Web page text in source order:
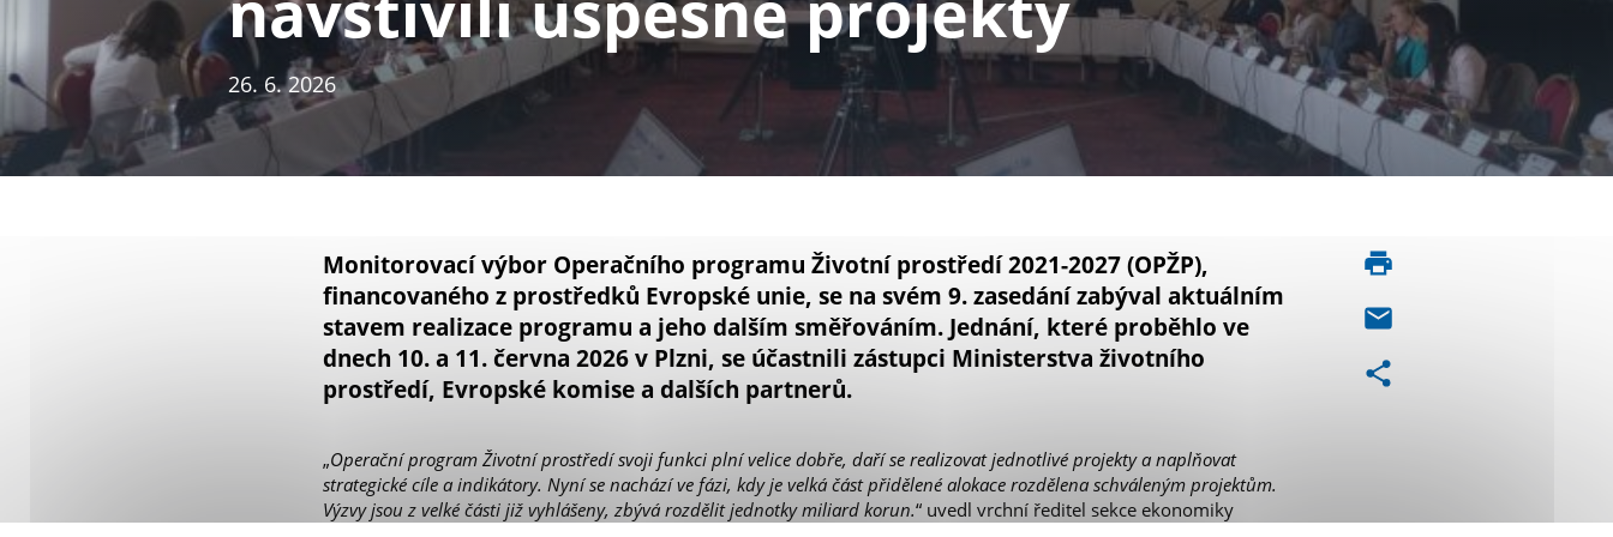
26. 6. 2026
Monitorovací výbor Operačního programu Životní prostředí 2021-2027 (OPŽP),
financovaného z prostředků Evropské unie, se na svém 9. zasedání zabýval aktuálním
stavem realizace programu a jeho dalším směřováním. Jednání, které proběhlo ve
dnech 10. a 11. června 2026 v Plzni, se účastnili zástupci Ministerstva životního
prostředí, Evropské komise a dalších partnerů.
„Operační program Životní prostředí svoji funkci plní velice dobře, daří se realizovat jednotlivé projekty a naplňovat
strategické cíle a indikátory. Nyní se nachází ve fázi, kdy je velká část přidělené alokace rozdělena schváleným projektům.
Výzvy jsou z velké části již vyhlášeny, zbývá rozdělit jednotky miliard korun.“ uvedl vrchní ředitel sekce ekonomiky